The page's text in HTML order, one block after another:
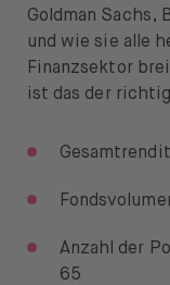
Goldman Sachs,
und wie sie alle
Finanzsektor
ist das der
Anzahl der
65